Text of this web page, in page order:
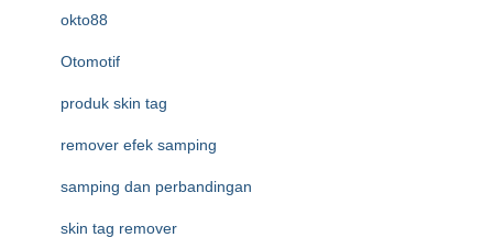
okto88
Otomotif
produk skin tag
remover efek samping
samping dan perbandingan
skin tag remover